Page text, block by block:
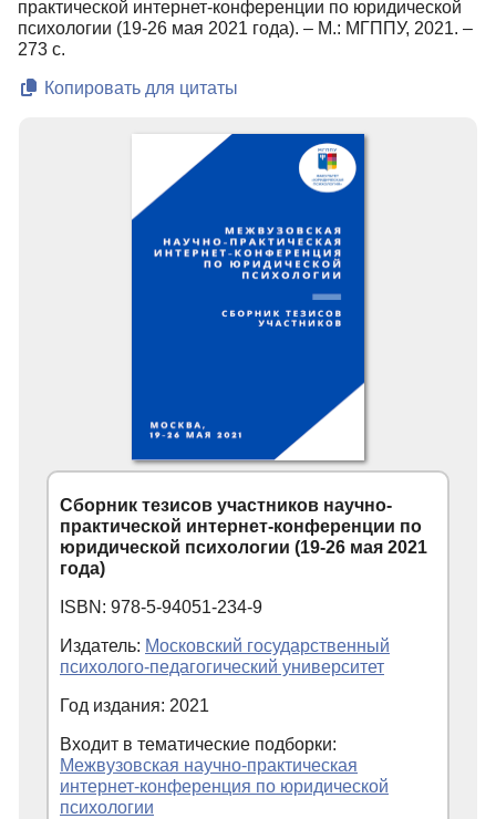
практической интернет-конференции по юридической
психологии (19-26 мая 2021 года). – М.: МГППУ, 2021. –
273 с.
Копировать для цитаты
Сборник тезисов участников научно-
практической интернет-конференции по
юридической психологии (19-26 мая 2021
года)
ISBN: 978-5-94051-234-9
Издатель: Московский государственный
психолого-педагогический университет
Год издания: 2021
Входит в тематические подборки:
Межвузовская научно-практическая
интернет-конференция по юридической
психологии